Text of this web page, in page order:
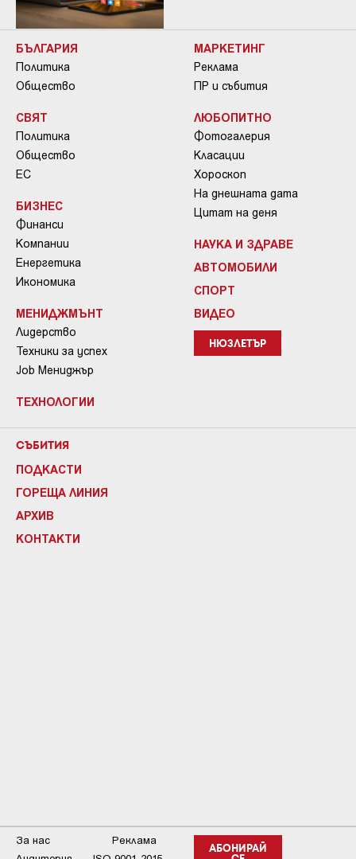
БЪЛГАРИЯ
Политика
Общество
СВЯТ
Политика
Общество
ЕС
БИЗНЕС
Финанси
Компании
Енергетика
Икономика
МЕНИДЖМЪНТ
Лидерство
Техники за успех
Job Мениджър
ТЕХНОЛОГИИ
МАРКЕТИНГ
Реклама
ПР и събития
ЛЮБОПИТНО
Фотогалерия
Класации
Хороскоп
На днешната дата
Цитат на деня
НАУКА И ЗДРАВЕ
АВТОМОБИЛИ
СПОРТ
ВИДЕО
НЮЗЛЕТЪР
СЪБИТИЯ
ПОДКАСТИ
ГОРЕЩА ЛИНИЯ
АРХИВ
КОНТАКТИ
АБОНИРАЙ
За нас
Реклама